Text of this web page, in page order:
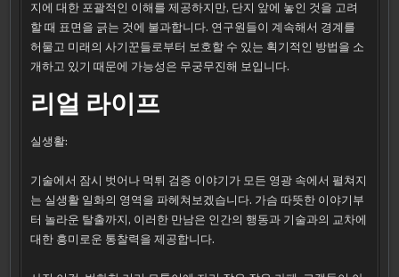
지에 대한 포괄적인 이해를 제공하지만, 단지 앞에 놓인 것을 고려
할 때 표면을 긁는 것에 불과합니다. 연구원들이 계속해서 경계를
허물고 미래의 사기꾼들로부터 보호할 수 있는 획기적인 방법을 소
개하고 있기 때문에 가능성은 무궁무진해 보입니다.
리얼 라이프
실생활:
기술에서 잠시 벗어나 먹튀 검증 이야기가 모든 영광 속에서 펼쳐지
는 실생활 일화의 영역을 파헤쳐보겠습니다. 가슴 따뜻한 이야기부
터 놀라운 탈출까지, 이러한 만남은 인간의 행동과 기술과의 교차에
대한 흥미로운 통찰력을 제공합니다.